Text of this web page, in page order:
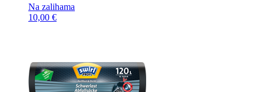
Na zalihama
10,00 €